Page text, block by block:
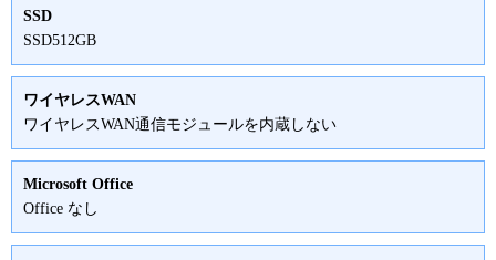
SSD
SSD512GB
ワイヤレスWAN
ワイヤレスWAN通信モジュールを内蔵しない
Microsoft Office
Office なし